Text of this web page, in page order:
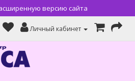
версию сайта
Личный кабинет